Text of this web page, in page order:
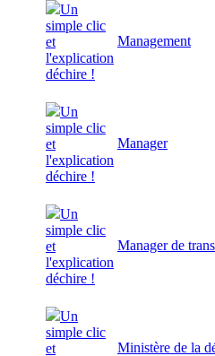
Un
simple clic
et
l'explication
déchire !
Management
Un
simple clic
et
l'explication
déchire !
Manager
Un
simple clic
et
l'explication
déchire !
Manager de
Un
simple clic
et
Ministère de la